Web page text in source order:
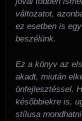
változatot,
ez esetben is
beszélünk.
Ez a könyv az
akadt, miután
önfejlesztéssel.
későbbiekre is,
stílusa